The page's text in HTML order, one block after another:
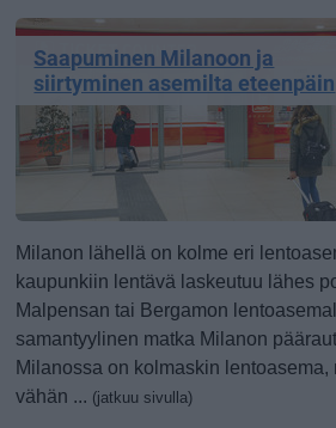
Saapuminen Milanoon ja
siirtyminen asemilta eteenpäin
Milanon lähellä on kolme eri
kaupunkiin lentävä laskeutuu lähes
Malpensan tai Bergamon
samantyylinen matka Milanon
Milanossa on kolmaskin lentoasema,
vähän ... (jatkuu sivulla)